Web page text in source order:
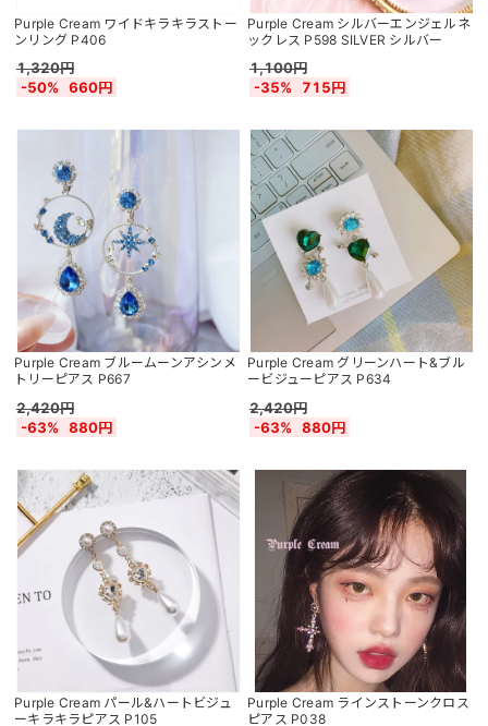
Purple Cream ワイドキラキラストー
ンリング P406
1,320円
-50%
660円
Purple Cream シルバーエンジェルネ
ックレス P598 SILVER シルバー
1,100円
-35%
715円
Purple Cream ブルームーンアシンメ
トリーピアス P667
2,420円
-63%
880円
Purple Cream グリーンハート&ブル
ービジューピアス P634
2,420円
-63%
880円
Purple Cream パール&ハートビジュ
ーキラキラピアス P105
Purple Cream ラインストーンクロス
ピアス P038